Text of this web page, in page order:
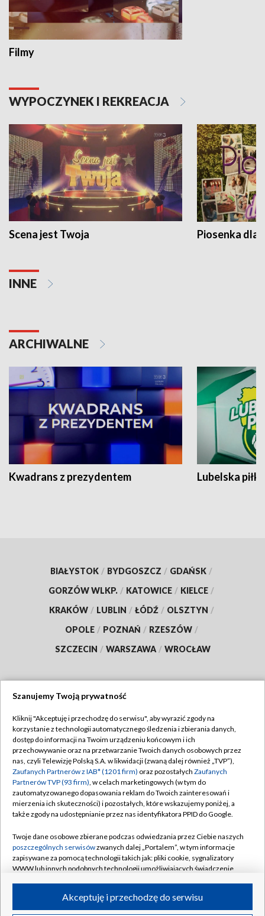
Filmy
WYPOCZYNEK I REKREACJA
Scena jest Twoja Piosenka dla
INNE
ARCHIWALNE
Kwadrans z prezydentem Lubelska piłka
BIAŁYSTOK / BYDGOSZCZ / GDAŃSK /
GORZÓW WLKP. / KATOWICE / KIELCE /
KRAKÓW / LUBLIN / ŁÓDŹ / OLSZTYN /
OPOLE / POZNAŃ / RZESZÓW /
SZCZECIN / WARSZAWA / WROCŁAW
TVP
Abonament TVP
Emisja w TVP
Centrum informacji TVP
Naziemna Telewizja Cyfrowa
Rada Programowa
System NOS
Informacje o nadawcy
Program dla prasy
Regulamin TVP
Polityka prywatności
Moje zgody
Pomoc
Kontakt
Kanały
Szanujemy Twoją prywatność
Kliknij "Akceptuję i przechodzę do serwisu", aby wyrazić zgody na
korzystanie z technologii automatycznego śledzenia i zbierania danych,
dostęp do informacji na Twoim urządzeniu końcowym i ich
przechowywanie oraz na przetwarzanie Twoich danych osobowych przez
nas, czyli Telewizję Polską S.A. w likwidacji (zwaną dalej również „TVP”),
Zaufanych Partnerów z IAB* (1201 firm) oraz pozostałych Zaufanych
Partnerów TVP (93 firm), w celach marketingowych (w tym do
zautomatyzowanego dopasowania reklam do Twoich zainteresowań i
mierzenia ich skuteczności) i pozostałych, które wskazujemy poniżej, a
także zgody na udostępnianie przez nas identyfikatora PPID do Google.
Twoje dane osobowe zbierane podczas odwiedzania przez Ciebie naszych
poszczególnych serwisówzwanych dalej „Portalem”, w tym informacje
zapisywane za pomocą technologii takich jak: pliki cookie, sygnalizatory
WWW lub innych podobnych technologii umożliwiających świadczenie
ruchu w Internecie.Akceptuję i przechodzę do serwisu